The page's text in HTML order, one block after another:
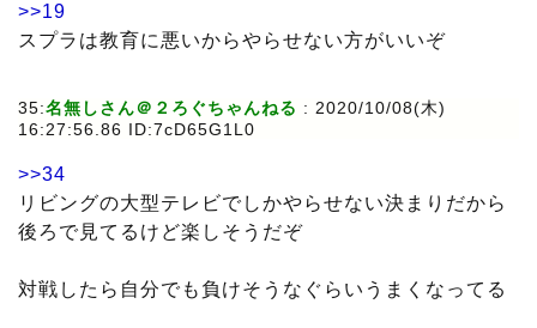
>>19
スプラは教育に悪いからやらせない方がいいぞ
35:名無しさん＠２ろぐちゃんねる : 2020/10/08(木)
16:27:56.86 ID:7cD65G1L0
>>34
リビングの大型テレビでしかやらせない決まりだから
後ろで見てるけど楽しそうだぞ
対戦したら自分でも負けそうなぐらいうまくなってる